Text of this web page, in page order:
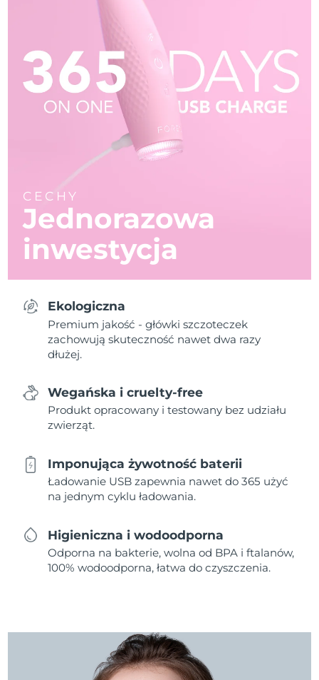
CECHY
Jednorazowa
inwestycja
Ekologiczna
Premium jakość - główki szczoteczek
zachowują skuteczność nawet dwa razy
dłużej.
Wegańska i cruelty-free
Produkt opracowany i testowany bez udziału
zwierząt.
Imponująca żywotność baterii
Ładowanie USB zapewnia nawet do 365 użyć
na jednym cyklu ładowania.
Higieniczna i wodoodporna
Odporna na bakterie, wolna od BPA i ftalanów,
100% wodoodporna, łatwa do czyszczenia.